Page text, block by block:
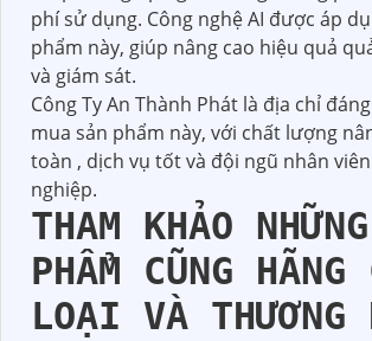
phí sử dụng. Công nghệ AI được áp
phẩm này, giúp nâng cao hiệu quả
và giám sát.
Công Ty An Thành Phát là địa chỉ
mua sản phẩm này, với chất lượng
toàn , dịch vụ tốt và đội ngũ nhân
nghiệp.
THAM KHẢO
PHẨM CŨNG HÃNG
LOẠI VÀ THƯƠNG